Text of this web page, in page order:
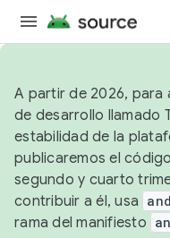
A partir de 2026, para
de desarrollo llamado
estabilidad de la
publicaremos el
segundo y cuarto
contribuir a él, usa
rama del manifiesto